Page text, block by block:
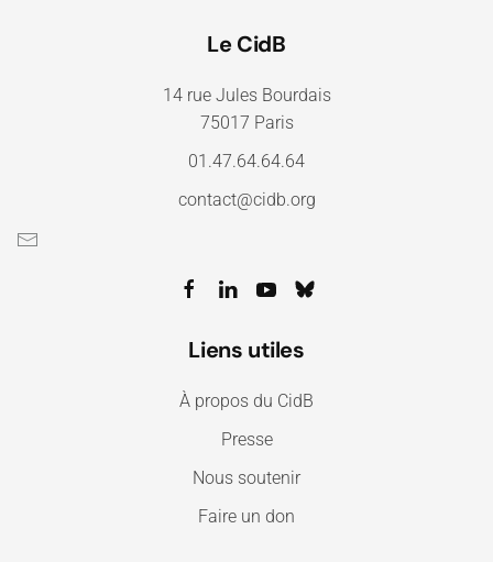
Le CidB
14 rue Jules Bourdais
75017 Paris
01.47.64.64.64
contact@cidb.org
Liens utiles
À propos du CidB
Presse
Nous soutenir
Faire un don